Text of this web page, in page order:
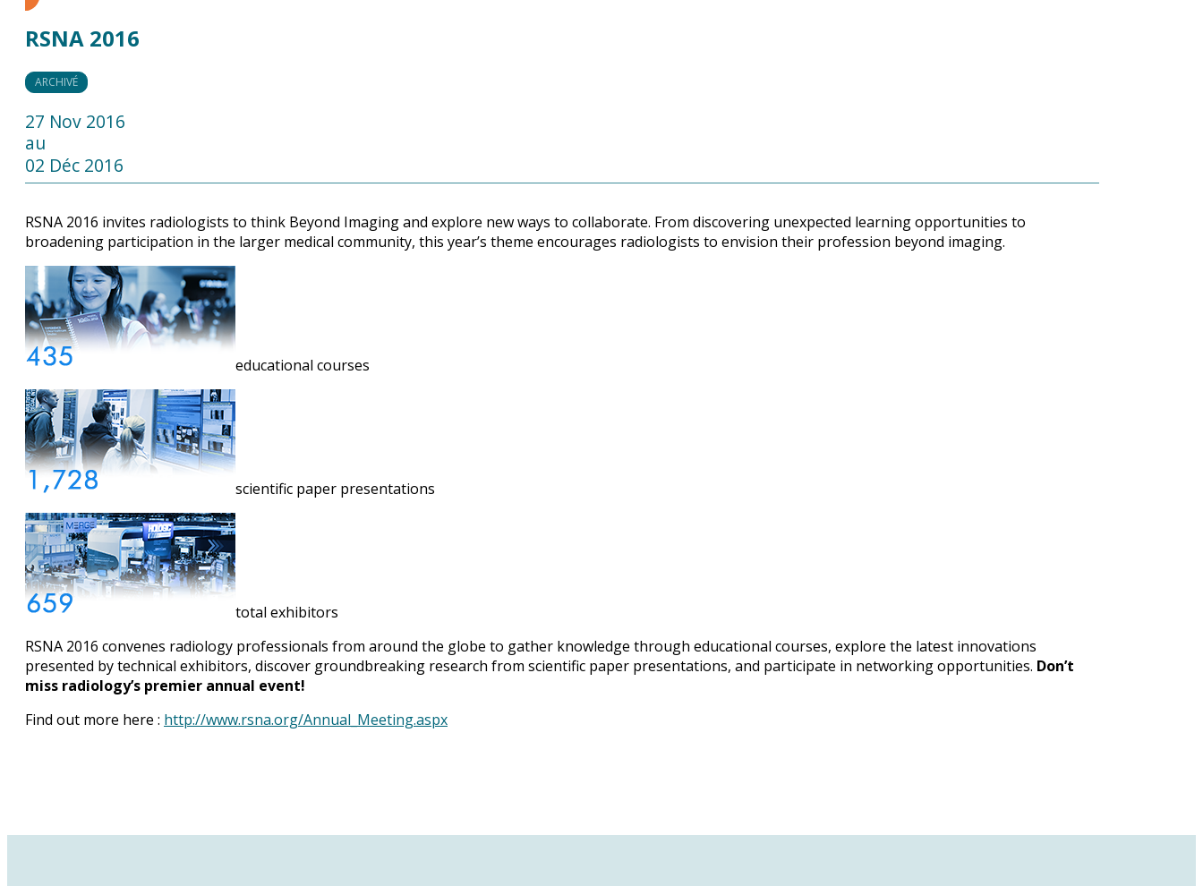
RSNA 2016
ARCHIVÉ
27 Nov 2016
au
02 Déc 2016
RSNA 2016 invites radiologists to think Beyond Imaging and explore new ways to collaborate. From discovering unexpected learning opportunities to
broadening participation in the larger medical community, this year’s theme encourages radiologists to envision their profession beyond imaging.
educational courses
scientific paper presentations
total exhibitors
RSNA 2016 convenes radiology professionals from around the globe to gather knowledge through educational courses, explore the latest innovations
presented by technical exhibitors, discover groundbreaking research from scientific paper presentations, and participate in networking opportunities. Don’t
miss radiology’s premier annual event!
Find out more here : http://www.rsna.org/Annual_Meeting.aspx